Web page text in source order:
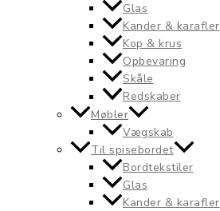
Glas
Kander & karafler
Kop & krus
Opbevaring
Skåle
Redskaber
Møbler
Vægskab
Til spisebordet
Bordtekstiler
Glas
Kander & karafler